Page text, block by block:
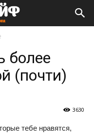
более
(почти)
3630
тебе нравятся,